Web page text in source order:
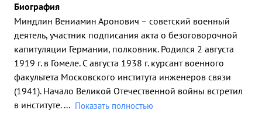
Биография
Миндлин Вениамин Аронович – советский военный
деятель, участник подписания акта о безоговорочной
капитуляции Германии, полковник. Родился 2 августа
1919 г. в Гомеле. С августа 1938 г. курсант военного
факультета Московского института инженеров связи
(1941). Начало Великой Отечественной войны встретил
в институте. ... Показать полностью